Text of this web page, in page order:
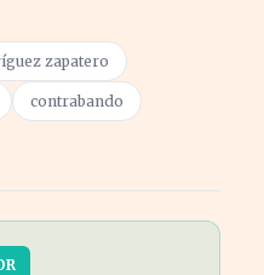
zapatero
contrabando